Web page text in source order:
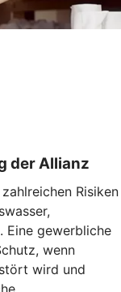
der Allianz
Risiken
Eine gewerbliche
wenn
wird und